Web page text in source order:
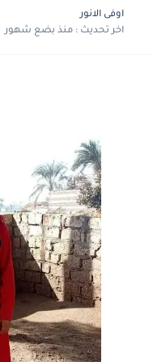
اوفى الانور
اخر تحديث :منذ بضع شهور